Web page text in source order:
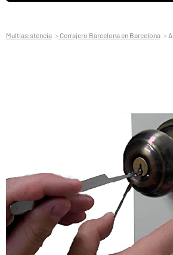
Multiasistencia Cerrajero Barcelona en Barcelona